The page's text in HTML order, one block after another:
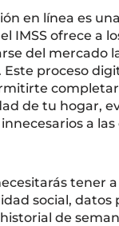
en línea es
IMSS ofrece a
del mercado
proceso
de tu hogar,
a las
tener
social, datos
de